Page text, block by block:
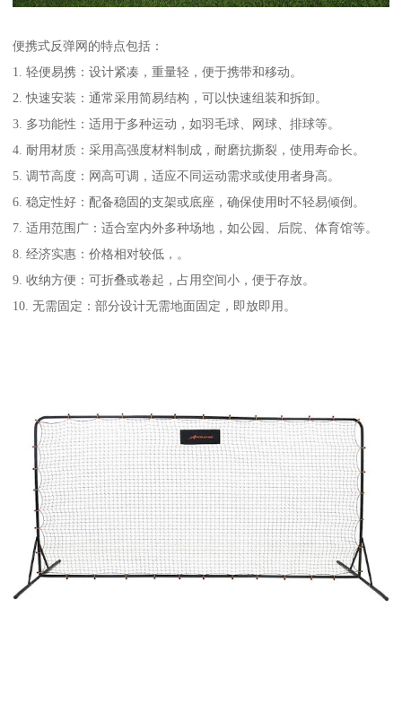
便携式反弹网的特点包括：
1. 轻便易携：设计紧凑，重量轻，便于携带和移动。
2. 快速安装：通常采用简易结构，可以快速组装和拆卸。
3. 多功能性：适用于多种运动，如羽毛球、网球、排球等。
4. 耐用材质：采用高强度材料制成，耐磨抗撕裂，使用寿命长。
5. 调节高度：网高可调，适应不同运动需求或使用者身高。
6. 稳定性好：配备稳固的支架或底座，确保使用时不轻易倾倒。
7. 适用范围广：适合室内外多种场地，如公园、后院、体育馆等。
8. 经济实惠：价格相对较低，。
9. 收纳方便：可折叠或卷起，占用空间小，便于存放。
10. 无需固定：部分设计无需地面固定，即放即用。